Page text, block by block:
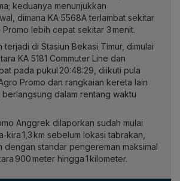
keduanya menunjukkan
dimana KA 5568A terlambat sekitar
Promo lebih cepat sekitar 3 menit.
di Stasiun Bekasi Timur, dimulai
KA 5181 Commuter Line dan
pada pukul 20:48:29, diikuti pula
Promo dan rangkaian kereta lain
berlangsung dalam rentang waktu
Anggrek dilaporkan sudah mulai
1,3 km sebelum lokasi tabrakan,
dengan standar pengereman maksimal
900 meter hingga 1 kilometer.